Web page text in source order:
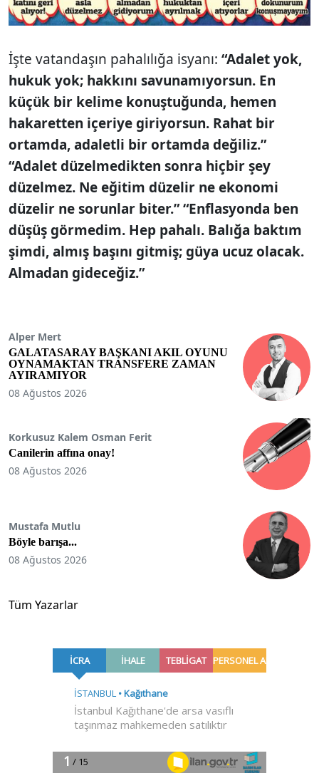
İşte vatandaşın pahalılığa isyanı: “Adalet yok,
hukuk yok; hakkını savunamıyorsun. En
küçük bir kelime konuştuğunda, hemen
hakaretten içeriye giriyorsun. Rahat bir
ortamda, adaletli bir ortamda değiliz.”
“Adalet düzelmedikten sonra hiçbir şey
düzelmez. Ne eğitim düzelir ne ekonomi
düzelir ne sorunlar biter.” “Enflasyonda ben
düşüş görmedim. Hep pahalı. Balığa baktım
şimdi, almış başını gitmiş; güya ucuz olacak.
Almadan gideceğiz.”
Alper Mert
GALATASARAY BAŞKANI AKIL OYUNU
OYNAMAKTAN TRANSFERE ZAMAN
AYIRAMIYOR
08 Ağustos 2026
Korkusuz Kalem Osman Ferit
Canilerin affına onay!
08 Ağustos 2026
Mustafa Mutlu
Böyle barışa...
08 Ağustos 2026
Tüm Yazarlar